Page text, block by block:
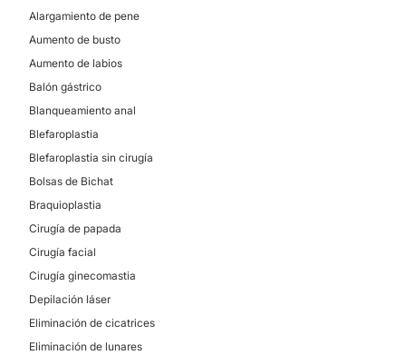
Alargamiento de pene
Aumento de busto
Aumento de labios
Balón gástrico
Blanqueamiento anal
Blefaroplastia
Blefaroplastia sin cirugía
Bolsas de Bichat
Braquioplastia
Cirugía de papada
Cirugía facial
Cirugía ginecomastia
Depilación láser
Eliminación de cicatrices
Eliminación de lunares